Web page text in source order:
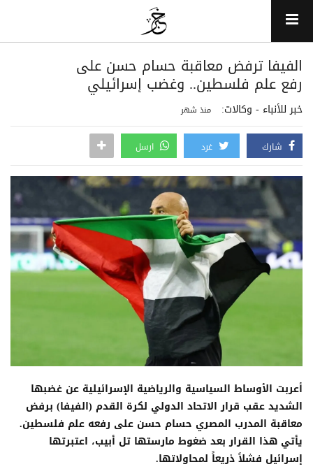
الفيفا ترفض معاقبة حسام حسن على
رفع علم فلسطين.. وغضب إسرائيلي
خبر للأنباء - وكالات: منذ شهر
شارك غرد ارسل
أعربت الأوساط السياسية والرياضية الإسرائيلية عن غضبها
الشديد عقب قرار الاتحاد الدولي لكرة القدم (الفيفا) برفض
معاقبة المدرب المصري حسام حسن على رفعه علم فلسطين.
يأتي هذا القرار بعد ضغوط مارستها تل أبيب، اعتبرتها
إسرائيل فشلاً ذريعاً لمحاولاتها.